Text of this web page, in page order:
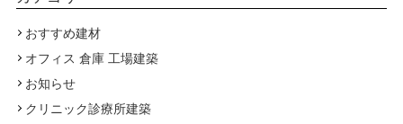
おすすめ建材
オフィス 倉庫 工場建築
お知らせ
クリニック診療所建築